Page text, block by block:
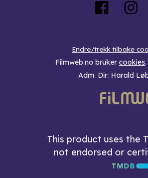
Endre/trekk tilbake
Filmweb.no bruker cookies.
Adm. Dir: Harald
This product uses the
not endorsed or